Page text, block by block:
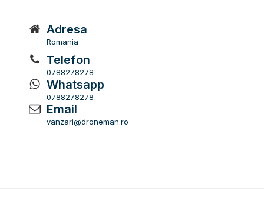
Adresa
Romania
Telefon
0788278278
Whatsapp
0788278278
Email
vanzari@droneman.ro